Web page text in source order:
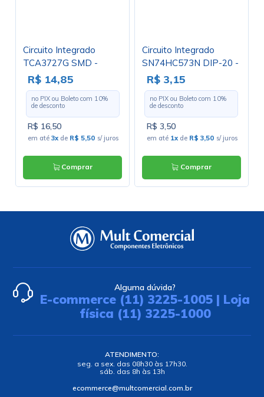
Circuito Integrado
TCA3727G SMD -
SOIC-24
R$ 14,85
no PIX ou Boleto com 10%
de desconto
R$ 16,50
em até3x de R$ 5,50 s/ juros
Comprar
Circuito Integrado
SN74HC573N DIP-20 -
Cód. Loja 283
R$ 3,15
no PIX ou Boleto com 10%
de desconto
R$ 3,50
em até 1x de R$ 3,50 s/ juros
Comprar
Alguma dúvida?
E-commerce (11) 3225-1005 | Loja
física (11) 3225-1000
ATENDIMENTO:
seg. a sex. das 08h30 às 17h30.
sáb. das 8h às 13h
ecommerce@multcomercial.com.br